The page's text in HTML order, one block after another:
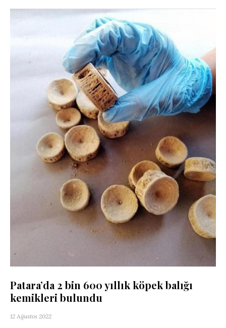
Patara’da 2 bin 600 yıllık köpek balığı
kemikleri bulundu
12 Ağustos 2022